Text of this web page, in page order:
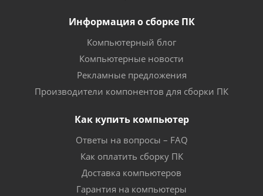
Информация о сборке ПК
Компьютерный блог
Компьютерные новости
Рекламные предложения
Производители компонентов для сборки ПК
Как купить компьютер
Ответы на вопросы – FAQ
Как оплатить сборку ПК
Доставка компьютеров
Гарантия на компьютеры